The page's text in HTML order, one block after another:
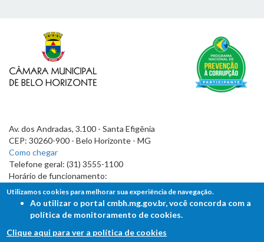
Av. dos Andradas, 3.100 - Santa Efigênia
CEP: 30260-900 - Belo Horizonte - MG
Como chegar
Telefone geral: (31) 3555-1100
Horário de funcionamento:
7h às 19h
Utilizamos cookies para melhorar sua experiência de navegação.
Ao utilizar o portal cmbh.mg.gov.br, você concorda com a
política de monitoramento de cookies.
Clique aqui para ver a política de cookies